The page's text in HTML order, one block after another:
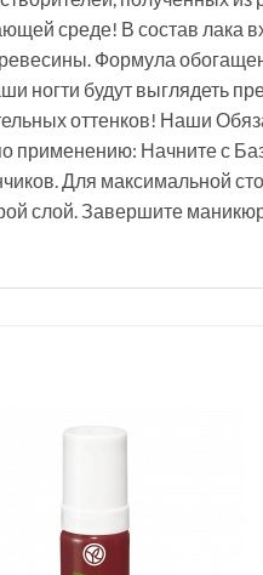
среде! В состав лака
Формула
ногти будут
оттенков! Наши
применению: Начните с
Для максимальной
слой. Завершите